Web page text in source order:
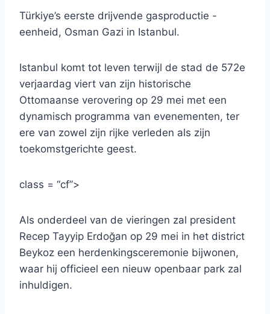
Türkiye’s eerste drijvende gasproductie -
eenheid, Osman Gazi in Istanbul.
Istanbul komt tot leven terwijl de stad de 572e
verjaardag viert van zijn historische
Ottomaanse verovering op 29 mei met een
dynamisch programma van evenementen, ter
ere van zowel zijn rijke verleden als zijn
toekomstgerichte geest.
class = “cf”>
Als onderdeel van de vieringen zal president
Recep Tayyip Erdoğan op 29 mei in het district
Beykoz een herdenkingsceremonie bijwonen,
waar hij officieel een nieuw openbaar park zal
inhuldigen.